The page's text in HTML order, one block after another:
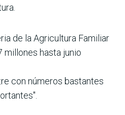
de la Agricultura Familiar
millones hasta junio
con números bastantes